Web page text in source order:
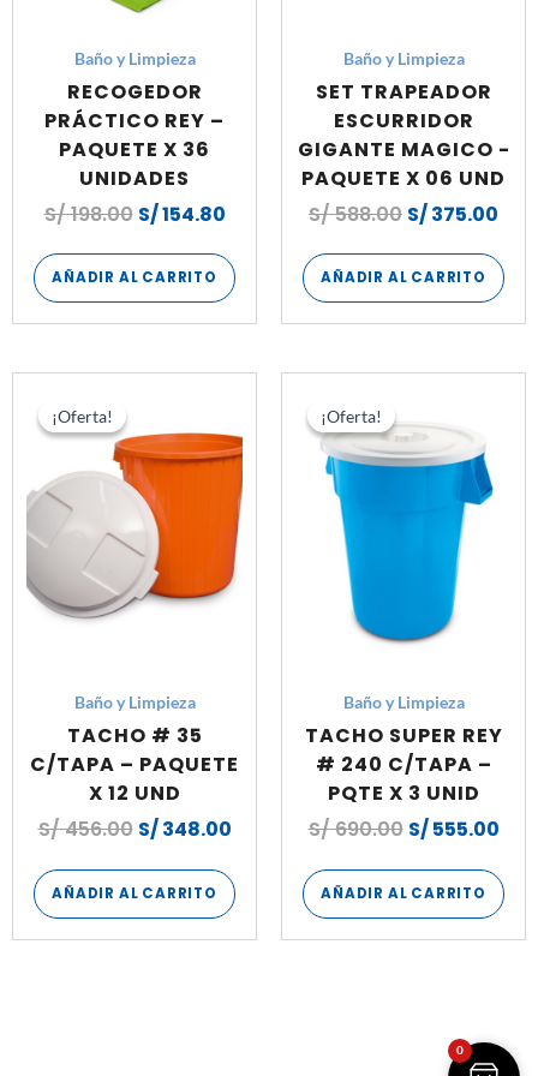
Baño y Limpieza
RECOGEDOR
PRÁCTICO REY –
PAQUETE X 36
UNIDADES
S/198.00 S/154.80
AÑADIR AL CARRITO
Baño y Limpieza
SET TRAPEADOR
ESCURRIDOR
GIGANTE MAGICO -
PAQUETE X 06 UND
S/588.00 S/375.00
AÑADIR AL CARRITO
¡Oferta!
¡Oferta!
Baño y Limpieza
TACHO # 35
C/TAPA – PAQUETE
X 12 UND
S/456.00
original
era:
S/ 456.00.
S/348.00
actual
es:
S/ 348.00.
AÑADIR AL CARRITO
¡Oferta!
¡Oferta!
Baño y Limpieza
TACHO SUPER REY
# 240 C/TAPA –
PQTE X 3 UNID
S/690.00
original
era:
S/ 690.00.
S/555.00
AÑADIR AL CARRITO
0